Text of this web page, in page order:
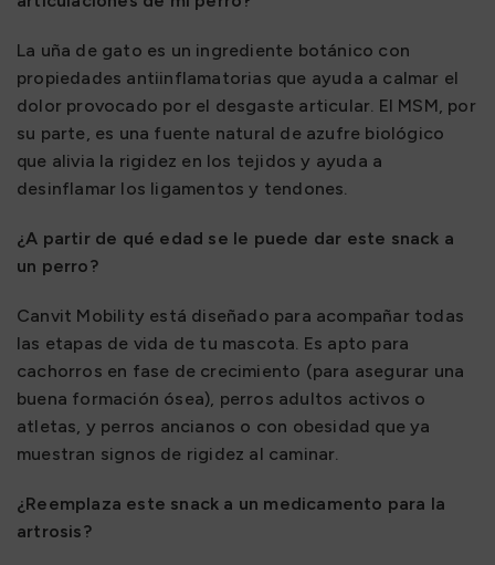
La uña de gato es un ingrediente botánico con
propiedades antiinflamatorias que ayuda a calmar el
dolor provocado por el desgaste articular. El MSM, por
su parte, es una fuente natural de azufre biológico
que alivia la rigidez en los tejidos y ayuda a
desinflamar los ligamentos y tendones.
¿A partir de qué edad se le puede dar este snack a
un perro?
Canvit Mobility está diseñado para acompañar todas
las etapas de vida de tu mascota. Es apto para
cachorros en fase de crecimiento (para asegurar una
buena formación ósea), perros adultos activos o
atletas, y perros ancianos o con obesidad que ya
muestran signos de rigidez al caminar.
¿Reemplaza este snack a un medicamento para la
artrosis?